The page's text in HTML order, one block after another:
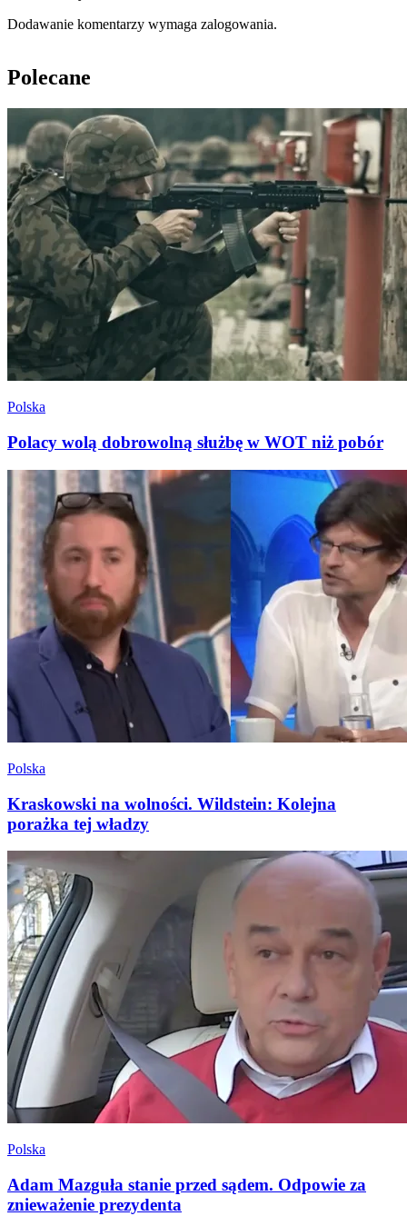
Dodawanie komentarzy wymaga zalogowania.
Polecane
Polska
Polacy wolą dobrowolną służbę w WOT niż pobór
Polska
Kraskowski na wolności. Wildstein: Kolejna
porażka tej władzy
Polska
Adam Mazguła stanie przed sądem. Odpowie za
znieważenie prezydenta